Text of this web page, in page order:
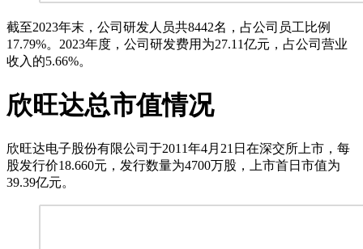
截至2023年末，公司研发人员共8442名，占公司员工比例
17.79%。2023年度，公司研发费用为27.11亿元，占公司营业
收入的5.66%。
欣旺达总市值情况
欣旺达电子股份有限公司于2011年4月21日在深交所上市，每
股发行价18.660元，发行数量为4700万股，上市首日市值为
39.39亿元。